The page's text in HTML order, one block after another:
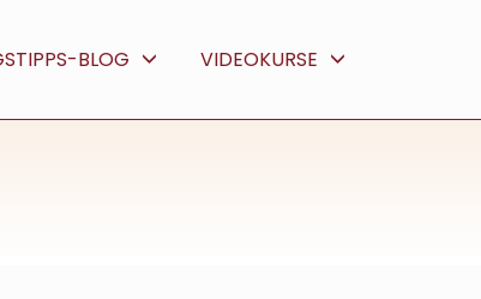
BLOG VIDEOKURSE